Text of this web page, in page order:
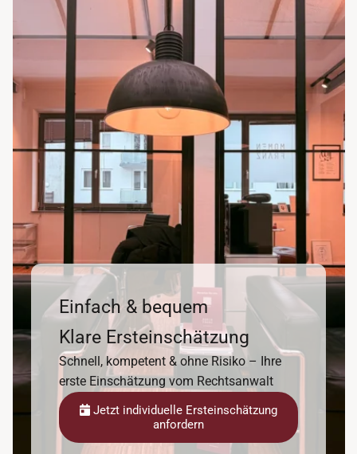
Einfach & bequem
Klare Ersteinschätzung
Schnell, kompetent & ohne Risiko – Ihre
erste Einschätzung vom Rechtsanwalt
Jetzt individuelle Ersteinschätzung
anfordern